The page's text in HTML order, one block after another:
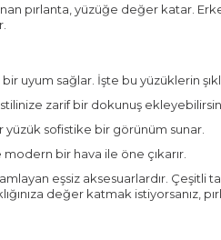
pırlanta, yüzüğe değer katar.
sağlar. İşte bu yüzüklerin
zarif bir dokunuş
yüzük sofistike bir görünüm sunar.
bir hava ile öne çıkarır.
eşsiz aksesuarlardır. Çeşitli
değer katmak istiyorsanız,